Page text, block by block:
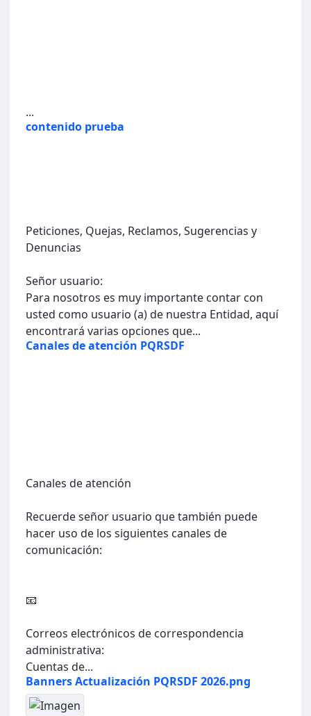
...
contenido prueba
Peticiones, Quejas, Reclamos, Sugerencias y
Denuncias
Señor usuario:
Para nosotros es muy importante contar con
usted como usuario (a) de nuestra Entidad, aquí
encontrará varias opciones que...
Canales de atención PQRSDF
Canales de atención
Recuerde señor usuario que también puede
hacer uso de los siguientes canales de
comunicación:
📧
Correos electrónicos de correspondencia
administrativa:
Cuentas de...
Banners Actualización PQRSDF 2026.png